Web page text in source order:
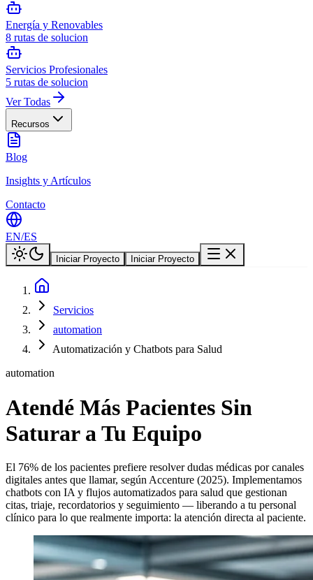
Energía y Renovables
8 rutas de solucion
Servicios Profesionales
5 rutas de solucion
Ver Todas
Recursos
Blog
Insights y Artículos
Contacto
EN/ES
Iniciar Proyecto Iniciar Proyecto
Servicios
automation
Automatización y Chatbots para Salud
automation
Atendé Más Pacientes Sin
Saturar a Tu Equipo
El 76% de los pacientes prefiere resolver dudas médicas por canales
digitales antes que llamar, según Accenture (2025). Implementamos
chatbots con IA y flujos automatizados para salud que gestionan
citas, triaje, recordatorios y seguimiento — liberando a tu personal
clínico para lo que realmente importa: la atención directa al paciente.